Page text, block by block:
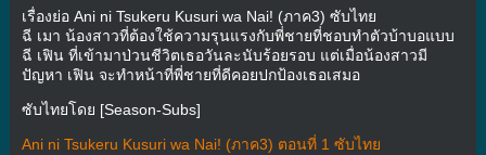
เรื่องย่อ Ani ni Tsukeru Kusuri wa Nai! (ภาค3) ซับไทย
ฉี เมา น้องสาวที่ต้องใช้ความรุนแรงกับพี่ชายที่ชอบทำตัวบ้าบอแบบ
ฉี เฟิน ที่เข้ามาป่วนชีวิตเธอวันละนับร้อยรอบ แต่เมื่อน้องสาวมี
ปัญหา เฟิน จะทำหน้าที่พี่ชายที่ดีคอยปกป้องเธอเสมอ
ซับไทยโดย [Season-Subs]
Ani ni Tsukeru Kusuri wa Nai! (ภาค3) ตอนที่ 1 ซับไทย